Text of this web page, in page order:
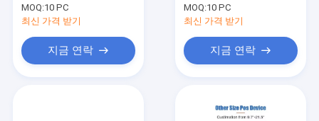
MOQ:10 PC
최신 가격 받기
지금 연락
MOQ:10 PC
최신 가격 받기
지금 연락